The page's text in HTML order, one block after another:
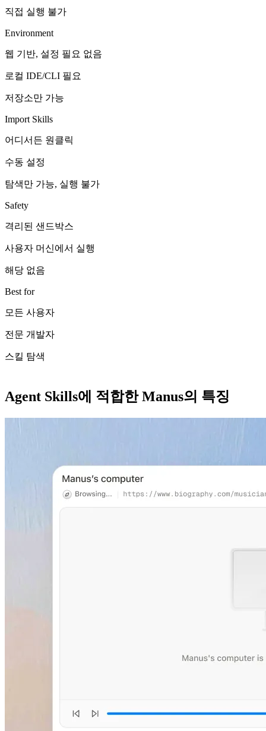
직접 실행 불가
Environment
웹 기반, 설정 필요 없음
로컬 IDE/CLI 필요
저장소만 가능
Import Skills
어디서든 원클릭
수동 설정
탐색만 가능, 실행 불가
Safety
격리된 샌드박스
사용자 머신에서 실행
해당 없음
Best for
모든 사용자
전문 개발자
스킬 탐색
Agent Skills에 적합한 Manus의 특징